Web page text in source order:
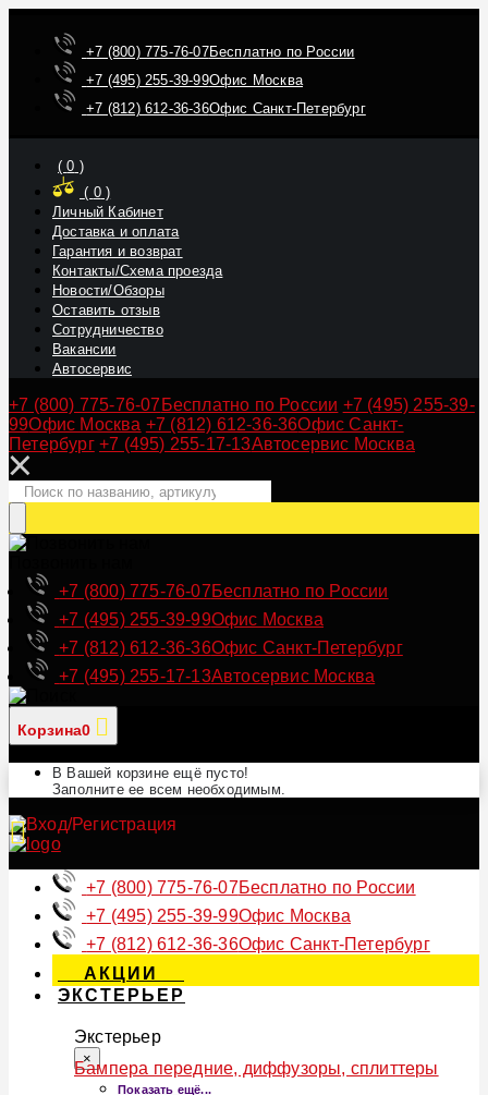
+7 (800) 775-76-07Бесплатно по России
+7 (495) 255-39-99Офис Москва
+7 (812) 612-36-36Офис Санкт-Петербург
(0 )
( 0)
Личный Кабинет
Доставка и оплата
Гарантия и возврат
Контакты/Схема проезда
Новости/Обзоры
Оставить отзыв
Сотрудничество
Вакансии
Автосервис
+7 (800) 775-76-07 Бесплатно по России +7 (495) 255-39-
99Офис Москва +7 (812) 612-36-36Офис Санкт-
Петербург +7 (495) 255-17-13Автосервис Москва
+7 (800) 775-76-07Бесплатно по России
+7 (495) 255-39-99Офис Москва
+7 (812) 612-36-36Офис Санкт-Петербург
+7 (495) 255-17-13Автосервис Москва
Корзина0
В Вашей корзине ещё пусто!
Заполните ее всем необходимым.
+7 (800) 775-76-07Бесплатно по России
+7 (495) 255-39-99Офис Москва
+7 (812) 612-36-36Офис Санкт-Петербург
АКЦИИ
ЭКСТЕРЬЕР
Экстерьер
×
Бампера передние, диффузоры, сплиттеры
Показать ещё...